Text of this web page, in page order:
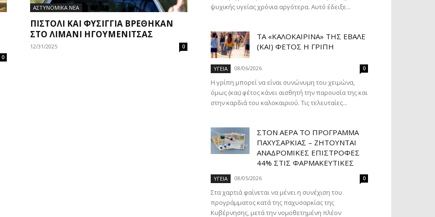
0
ΑΣΤΥΝΟΜΙΚΑ ΝΕΑ
ΠΙΣΤΌΛΙ ΚΑΙ ΦΥΣΊΓΓΙΑ ΒΡΈΘΗΚΑΝ
ΣΤΟ ΛΙΜΆΝΙ ΗΓΟΥΜΕΝΊΤΣΑΣ
12/31/2025 0
ψυχικής υγείας χρόνια αργότερα. Αυτό έδειξε...
ΤΑ «ΚΑΛΟΚΑΙΡΙΝΆ» ΤΗΣ ΈΒΑΛΕ
(ΚΑΙ) ΦΈΤΟΣ Η ΓΡΊΠΗ
ΥΓΕΙΑ 08/06/2026 0
Η γρίπη μπορεί να είναι συνώνυμη του χειμώνα,
όμως (και) φέτος κάνει αισθητή την παρουσία της και
στην καρδιά του καλοκαιριού. Τις τελευταίες...
ΣΤΟΝ ΑΈΡΑ ΤΟ ΠΡΌΓΡΑΜΜΑ
ΠΑΧΥΣΑΡΚΊΑΣ – ΖΗΤΟΎΝΤΑΙ
ΑΝΑΔΡΟΜΙΚΈΣ ΕΠΙΣΤΡΟΦΈΣ
44% ΣΤΙΣ ΦΑΡΜΑΚΕΥΤΙΚΈΣ
ΥΓΕΙΑ 08/05/2026 0
Στα χαρτιά φαίνεται να μένει η συνέχιση του
προγράμματος κατά της παχυσαρκίας της
Κυβέρνησης, μετά την νομοθετημένη πλέον